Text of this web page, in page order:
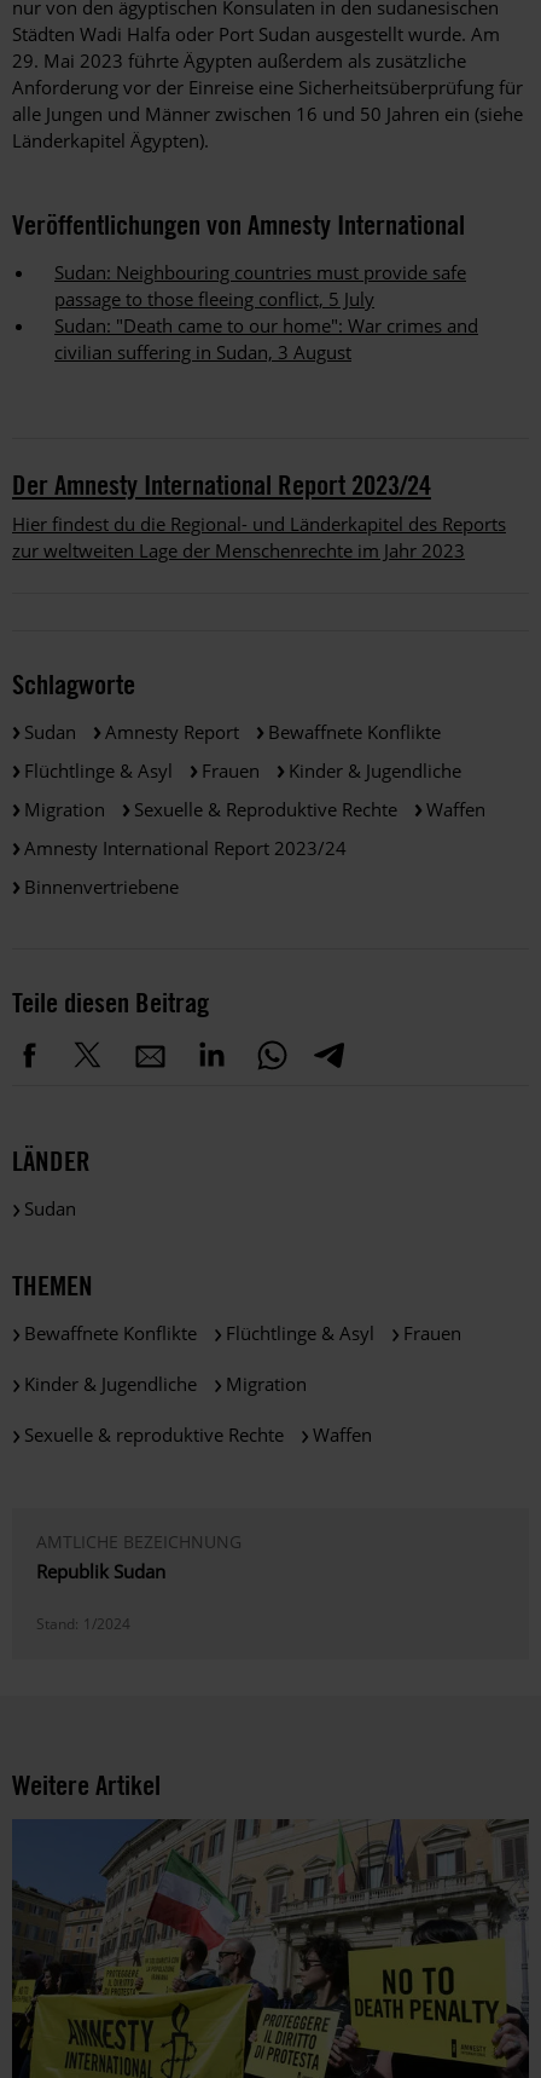
nur von den ägyptischen Konsulaten in den sudanesischen
Städten Wadi Halfa oder Port Sudan ausgestellt wurde. Am
29. Mai 2023 führte Ägypten außerdem als zusätzliche
Anforderung vor der Einreise eine Sicherheitsüberprüfung für
alle Jungen und Männer zwischen 16 und 50 Jahren ein (siehe
Länderkapitel Ägypten).
Veröffentlichungen von Amnesty International
Sudan: Neighbouring countries must provide safe
passage to those fleeing conflict, 5 July
Sudan: "Death came to our home": War crimes and
civilian suffering in Sudan, 3 August
Der Amnesty International Report 2023/24
Hier findest du die Regional- und Länderkapitel des Reports
zur weltweiten Lage der Menschenrechte im Jahr 2023
Schlagworte
Sudan Amnesty Report
Bewaffnete Konflikte
Flüchtlinge & Asyl
Frauen
Kinder & Jugendliche
Migration
Sexuelle & Reproduktive Rechte
Waffen
Amnesty International Report 2023/24
Binnenvertriebene
Teile diesen Beitrag
LÄNDER
Sudan
THEMEN
Bewaffnete Konflikte Flüchtlinge & Asyl Frauen
Kinder & Jugendliche Migration
Sexuelle & reproduktive Rechte Waffen
AMTLICHE BEZEICHNUNG
Republik Sudan
Stand: 1/2024
Weitere Artikel